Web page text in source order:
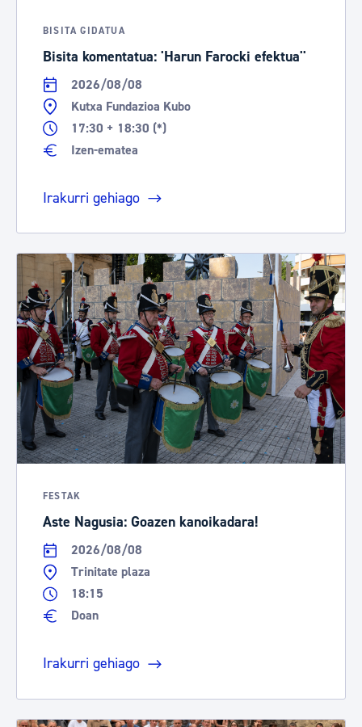
BISITA GIDATUA
Bisita komentatua: 'Harun Farocki efektua''
2026/08/08
Kutxa Fundazioa Kubo
17:30 + 18:30 (*)
Izen-ematea
Irakurri gehiago
FESTAK
Aste Nagusia: Goazen kanoikadara!
2026/08/08
Trinitate plaza
18:15
Doan
Irakurri gehiago